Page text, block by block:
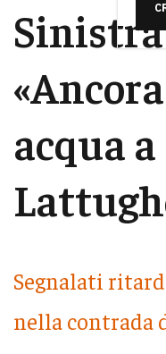
acqua a
Segnalati
nella contrada